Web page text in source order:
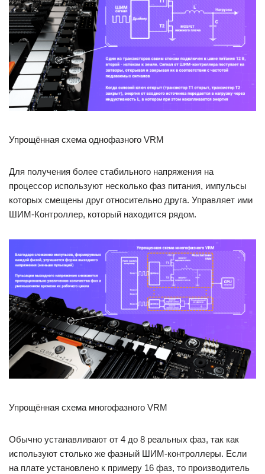
Упрощённая схема однофазного VRM
Для получения более стабильного напряжения на
процессор используют несколько фаз питания, импульсы
которых смещены друг относительно друга. Управляет ими
ШИМ-Контроллер, который находится рядом.
Упрощённая схема многофазного VRM
Обычно устанавливают от 4 до 8 реальных фаз, так как
используют столько же фазный ШИМ-контроллеры. Если
на плате установлено к примеру 16 фаз, то производитель